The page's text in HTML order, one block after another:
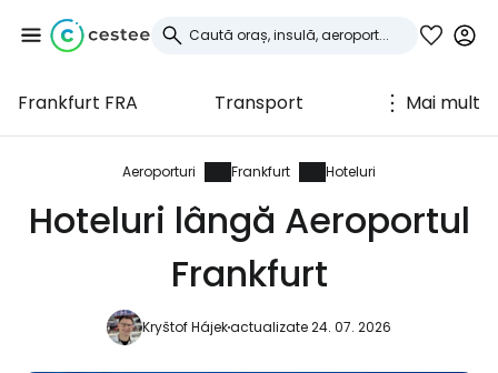
Frankfurt FRA Transport Mai mult
Aeroporturi Frankfurt Hoteluri
Hoteluri lângă Aeroportul
Frankfurt
Kryštof Hájekactualizate 24. 07. 2026
Conectați-vă la
Cestee
... comunitatea mondială a călătorilor